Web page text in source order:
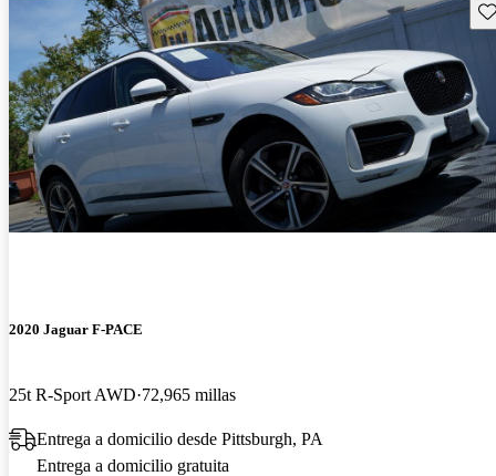
2020 Jaguar F-PACE
25t R-Sport AWD 72,965 millas
Entrega a domicilio desde Pittsburgh, PA
Entrega a domicilio gratuita